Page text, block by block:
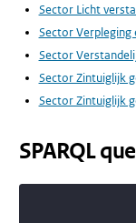
Sector Licht
Sector Verpleging
Sector
Sector Zintuiglijk
Sector Zintuiglijk
SPARQL